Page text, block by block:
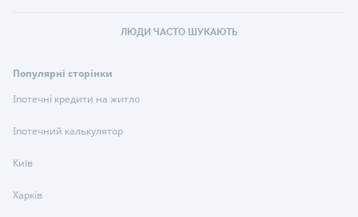
ЛЮДИ ЧАСТО ШУКАЮТЬ
Популярні сторінки
Іпотечні кредити на житло
Іпотечний калькулятор
Київ
Харків